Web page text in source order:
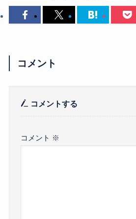
コメント
コメントする
コメント ※